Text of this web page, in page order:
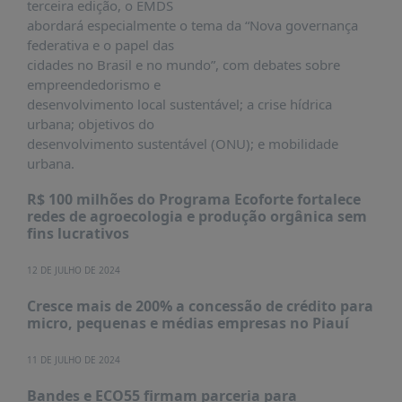
DADOS
FRENTE
PARLAMENTAR
SOBRE
A
INFORMAÇÕES
E
INSCRIÇÕES
MATERIAIS
terceira edição, o EMDS
abordará especialmente o tema da “Nova governança
federativa e o papel das
cidades no Brasil e no mundo”, com debates sobre
empreendedorismo e
desenvolvimento local sustentável; a crise hídrica
urbana; objetivos do
desenvolvimento sustentável (ONU); e mobilidade
urbana.
R$ 100 milhões do Programa Ecoforte fortalece
redes de agroecologia e produção orgânica sem
fins lucrativos
12 DE JULHO DE 2024
Cresce mais de 200% a concessão de crédito para
micro, pequenas e médias empresas no Piauí
11 DE JULHO DE 2024
Bandes e ECO55 firmam parceria para